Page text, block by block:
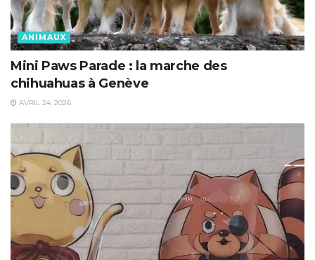
ANIMAUX
Mini Paws Parade : la marche des
chihuahuas à Genève
AVRIL 24, 2026